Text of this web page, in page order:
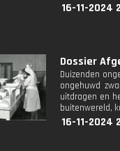
16-11-2024
Dossier
Duizenden
ongehuwd
uitdragen en
buitenwereld,
16-11-2024